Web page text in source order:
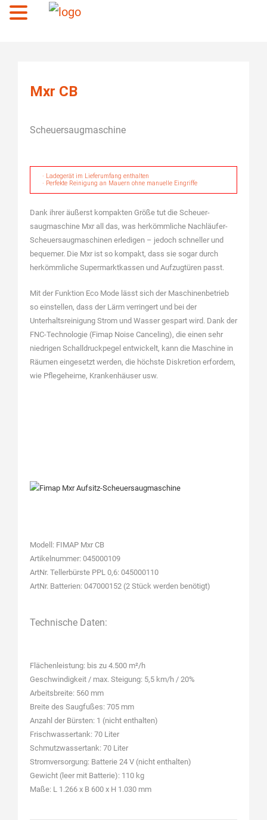
Mxr CB
Scheuersaugmaschine
· Ladegerät im Lieferumfang enthalten
· Perfekte Reinigung an Mauern ohne manuelle Eingriffe
Dank ihrer äußerst kompakten Größe tut die Scheuer­
saugmaschine Mxr all das, was herkömmliche Nach­läufer-
Scheuersaugmaschinen erledigen – jedoch schneller und
bequemer. Die Mxr ist so kompakt, dass sie sogar durch
herkömmliche Supermarktkassen und Aufzugtüren passt.
Mit der Funktion Eco Mode lässt sich der Maschinen­betrieb
so einstellen, dass der Lärm verringert und bei der
Unterhaltsreinigung Strom und ­Wasser ­­gespart wird. Dank der
FNC-Technologie (Fimap Noise Canceling), die einen sehr
niedrigen Schalldruckpegel entwickelt, kann die Maschine in
Räumen eingesetzt werden, die höchste Diskretion erfordern,
wie Pflegeheime, Krankenhäuser usw.
Modell: FIMAP Mxr CB
Artikelnummer: 045000109
ArtNr. Tellerbürste PPL 0,6: 045000110
ArtNr. Batterien: 047000152 (2 Stück werden benötigt)
Technische Daten:
Flächenleistung: bis zu 4.500 m²/h
Geschwindigkeit / max. Steigung: 5,5 km/h / 20%
Arbeitsbreite: 560 mm
Breite des Saugfußes: 705 mm
Anzahl der Bürsten: 1 (nicht enthalten)
Frischwassertank: 70 Liter
Schmutzwassertank: 70 Liter
Stromversorgung: Batterie 24 V (nicht enthalten)
Gewicht (leer mit Batterie): 110 kg
Maße: L 1.266 x B 600 x H 1.030 mm
Menü